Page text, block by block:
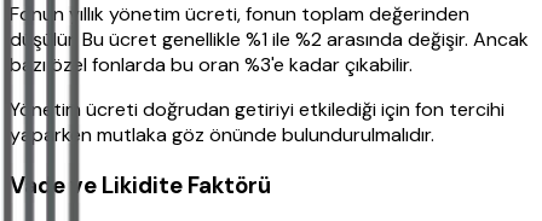
Fonun yıllık yönetim ücreti, fonun toplam değerinden
düşülür. Bu ücret genellikle %1 ile %2 arasında değişir. Ancak
bazı özel fonlarda bu oran %3'e kadar çıkabilir.
Yönetim ücreti doğrudan getiriyi etkilediği için fon tercihi
yaparken mutlaka göz önünde bulundurulmalıdır.
Vade ve Likidite Faktörü